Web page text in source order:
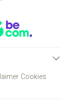
Cookies